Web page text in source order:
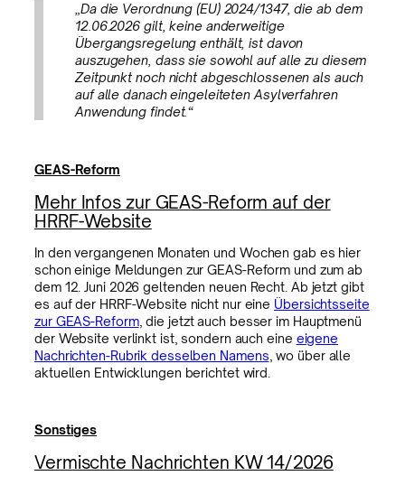
„Da die Verordnung (EU) 2024/1347, die ab dem
12.06.2026 gilt, keine anderweitige
Übergangsregelung enthält, ist davon
auszugehen, dass sie sowohl auf alle zu diesem
Zeitpunkt noch nicht abgeschlossenen als auch
auf alle danach eingeleiteten Asylverfahren
Anwendung findet.“
GEAS-Reform
Mehr Infos zur GEAS-Reform auf der
HRRF-Website
In den vergangenen Monaten und Wochen gab es hier
schon einige Meldungen zur GEAS-Reform und zum ab
dem 12. Juni 2026 geltenden neuen Recht. Ab jetzt gibt
es auf der HRRF-Website nicht nur eine Übersichtsseite
zur GEAS-Reform, die jetzt auch besser im Hauptmenü
der Website verlinkt ist, sondern auch eine eigene
Nachrichten-Rubrik desselben Namens , wo über alle
aktuellen Entwicklungen berichtet wird.
Sonstiges
Vermischte Nachrichten KW 14/2026